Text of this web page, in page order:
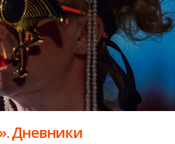
Дневники